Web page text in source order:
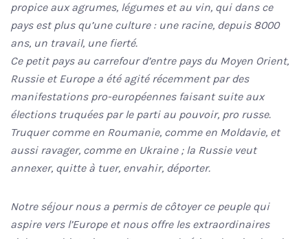
propice aux agrumes, légumes et au vin, qui dans ce
pays est plus qu’une culture : une racine, depuis 8000
ans, un travail, une fierté.
Ce petit pays au carrefour d’entre pays du Moyen Orient,
Russie et Europe a été agité récemment par des
manifestations pro-européennes faisant suite aux
élections truquées par le parti au pouvoir, pro russe.
Truquer comme en Roumanie, comme en Moldavie, et
aussi ravager, comme en Ukraine ; la Russie veut
annexer, quitte à tuer, envahir, déporter.
Notre séjour nous a permis de côtoyer ce peuple qui
aspire vers l’Europe et nous offre les extraordinaires